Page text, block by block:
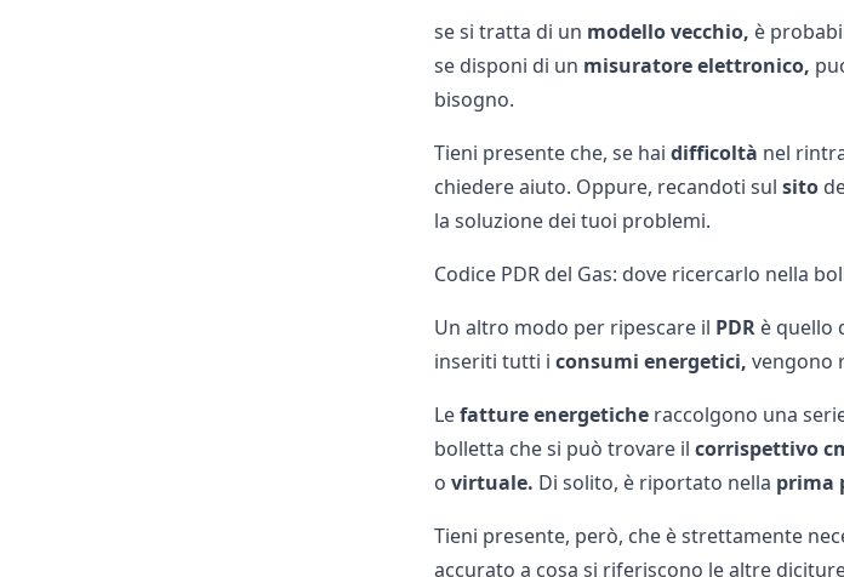
se si tratta di un modello vecchio, è
se disponi di un misuratore elettronico,
bisogno.
Tieni presente che, se hai difficoltà nel
chiedere aiuto. Oppure, recandoti sul sito
la soluzione dei tuoi problemi.
Codice PDR del Gas: dove ricercarlo nella
Un altro modo per ripescare il PDRè quello
inseriti tutti i consumi energetici, vengono
Lefatture energeticheraccolgono una
bolletta che si può trovare il corrispettivo
o virtuale. Di solito, è riportato nella prima
Tieni presente, però, che è strettamente
accurato a cosa si riferiscono le altre